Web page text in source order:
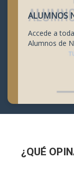
ALUMNOS
Accede a
Alumnos de
¿QUÉ